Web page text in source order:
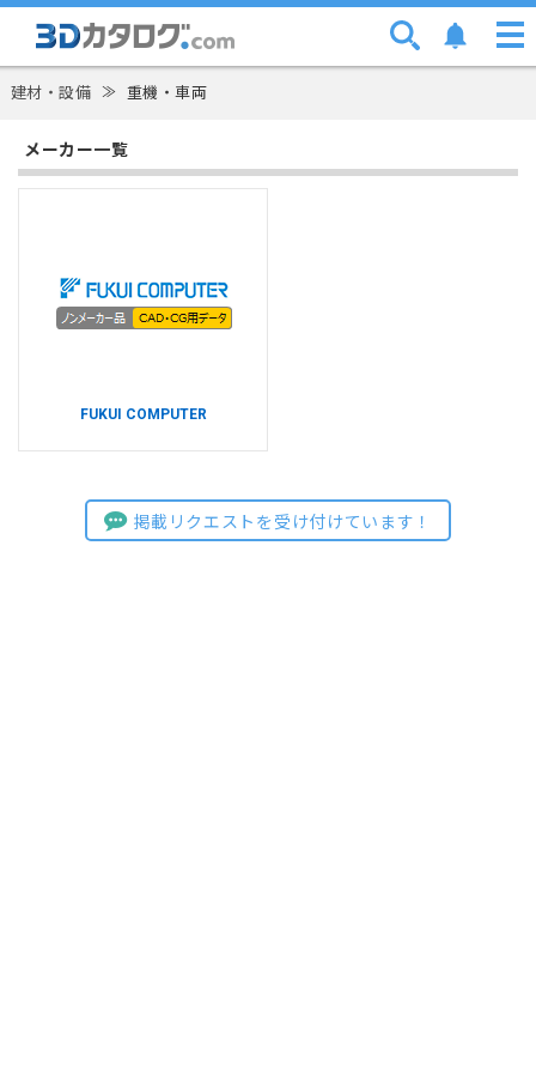
建材・設備 ≫ 重機・車両
メーカー一覧
FUKUI COMPUTER
掲載リクエストを受け付けています！